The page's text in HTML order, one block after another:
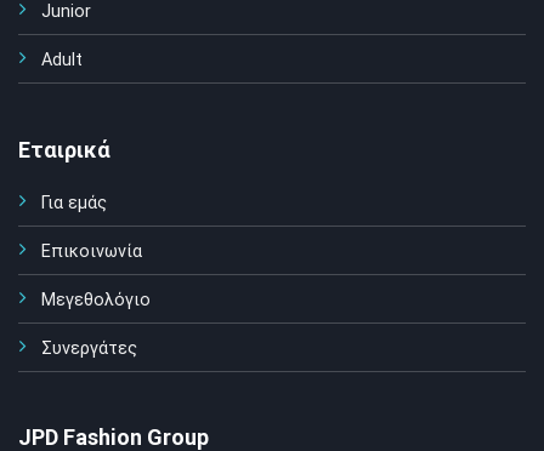
Junior
Adult
Εταιρικά
Για εμάς
Επικοινωνία
Μεγεθολόγιο
Συνεργάτες
JPD Fashion Group